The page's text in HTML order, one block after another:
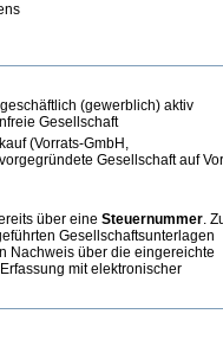
(gewerblich) aktiv
Gesellschaft
(Vorrats-GmbH,
Gesellschaft auf
über eine Steuernummer.
Gesellschaftsunterlagen
Nachweis über die eingereichte
mit elektronischer